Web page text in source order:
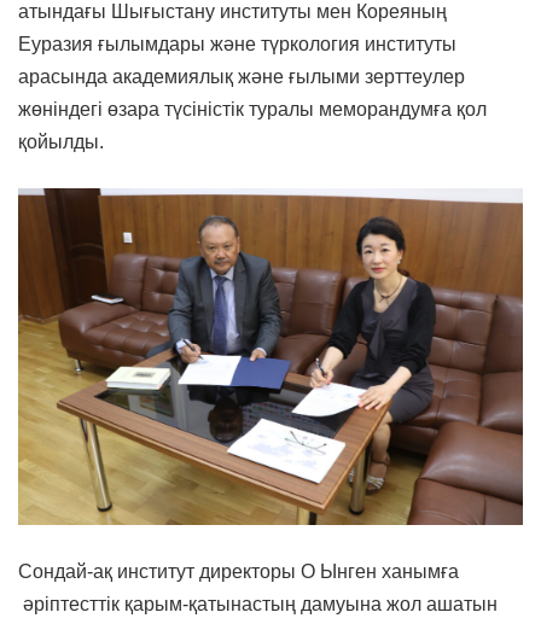
атындағы Шығыстану институты мен Кореяның
Еуразия ғылымдары және түркология институты
арасында академиялық және ғылыми зерттеулер
жөніндегі өзара түсіністік туралы меморандумға қол
қойылды.
Сондай-ақ институт директоры О Ынген ханымға
әріптесттік қарым-қатынастың дамуына жол ашатын